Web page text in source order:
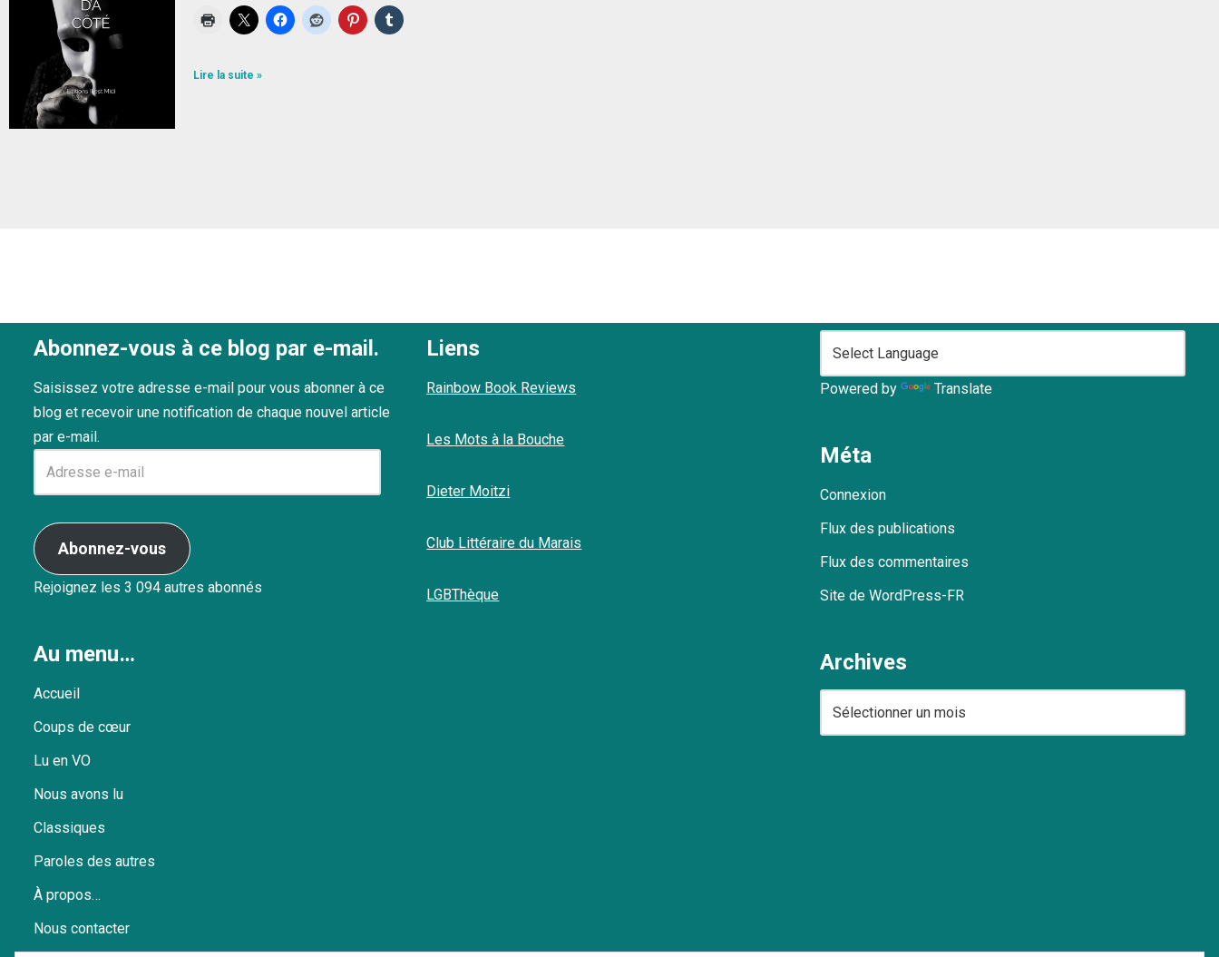
Lire la suite »
Abonnez-vous à ce blog par e-mail.
Saisissez votre adresse e-mail pour vous abonner à ce
blog et recevoir une notification de chaque nouvel article
par e-mail.
Abonnez-vous
Rejoignez les 3 094 autres abonnés
Au menu…
Accueil
Coups de cœur
Lu en VO
Nous avons lu
Classiques
Paroles des autres
À propos…
Nous contacter
Liens
Rainbow Book Reviews
Les Mots à la Bouche
Dieter Moitzi
Club Littéraire du Marais
LGBThèque
Powered by Translate
Méta
Connexion
Flux des publications
Flux des commentaires
Site de WordPress-FR
Archives